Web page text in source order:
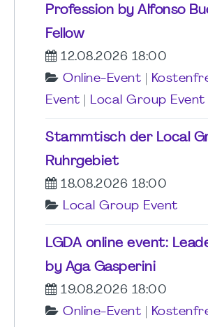
Profession by Alfonso
Fellow
12.08.2026 18:00
Online-Event
Event
Local Group Event
Stammtisch der Local
Ruhrgebiet
18.08.2026 18:00
Local Group Event
LGDA online event:
by Aga Gasperini
19.08.2026 18:00
Online-Event